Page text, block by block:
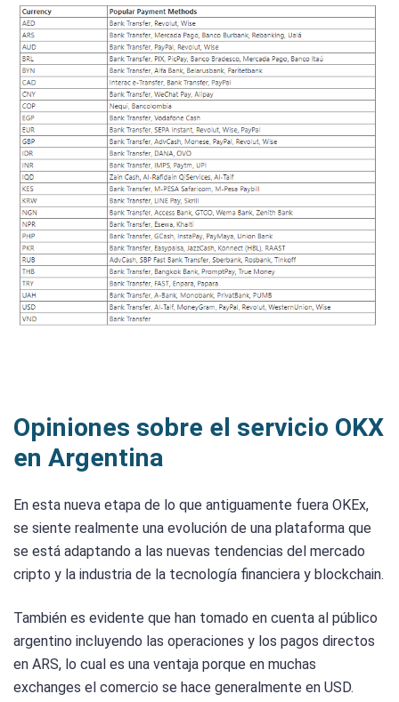
Opiniones sobre el servicio OKX
en Argentina
En esta nueva etapa de lo que antiguamente fuera OKEx,
se siente realmente una evolución de una plataforma que
se está adaptando a las nuevas tendencias del mercado
cripto y la industria de la tecnología financiera y blockchain.
También es evidente que han tomado en cuenta al público
argentino incluyendo las operaciones y los pagos directos
en ARS, lo cual es una ventaja porque en muchas
exchanges el comercio se hace generalmente en USD.